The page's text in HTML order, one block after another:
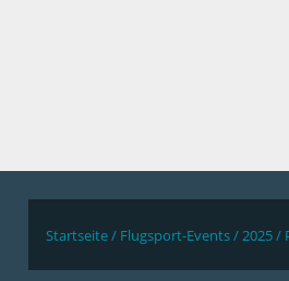
Startseite/ Flugsport-Events/2025/